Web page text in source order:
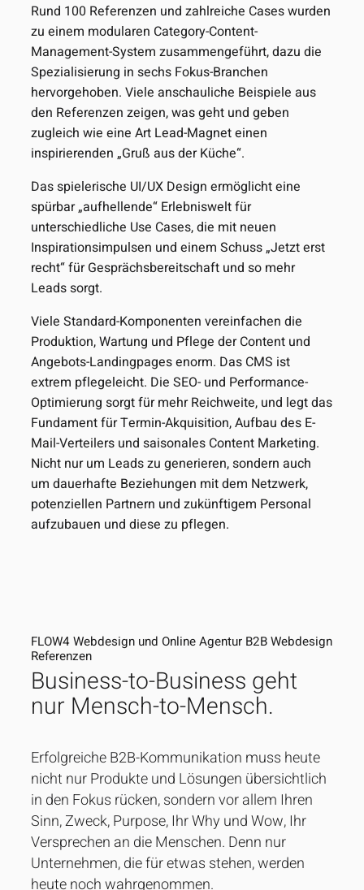
Rund 100 Referenzen und zahlreiche Cases wurden
zu einem modularen Category-Content-
Management-System zusammengeführt, dazu die
Spezialisierung in sechs Fokus-Branchen
hervorgehoben. Viele anschauliche Beispiele aus
den Referenzen zeigen, was geht und geben
zugleich wie eine Art Lead-Magnet einen
inspirierenden „Gruß aus der Küche“.
Das spielerische UI/UX Design ermöglicht eine
spürbar „aufhellende“ Erlebniswelt für
unterschiedliche Use Cases, die mit neuen
Inspirationsimpulsen und einem Schuss „Jetzt erst
recht“ für Gesprächsbereitschaft und so mehr
Leads sorgt.
Viele Standard-Komponenten vereinfachen die
Produktion, Wartung und Pflege der Content und
Angebots-Landingpages enorm. Das CMS ist
extrem pflegeleicht. Die SEO- und Performance-
Optimierung sorgt für mehr Reichweite, und legt das
Fundament für Termin-Akquisition, Aufbau des E-
Mail-Verteilers und saisonales Content Marketing.
Nicht nur um Leads zu generieren, sondern auch
um dauerhafte Beziehungen mit dem Netzwerk,
potenziellen Partnern und zukünftigem Personal
aufzubauen und diese zu pflegen.
FLOW4 Webdesign und Online Agentur B2B Webdesign
Referenzen
Business-to-Business geht
nur Mensch-to-Mensch.
Erfolgreiche B2B-Kommunikation muss heute
nicht nur Produkte und Lösungen übersichtlich
in den Fokus rücken, sondern vor allem Ihren
Sinn, Zweck, Purpose, Ihr Why und Wow, Ihr
Versprechen an die Menschen. Denn nur
Unternehmen, die für etwas stehen, werden
heute noch wahrgenommen.